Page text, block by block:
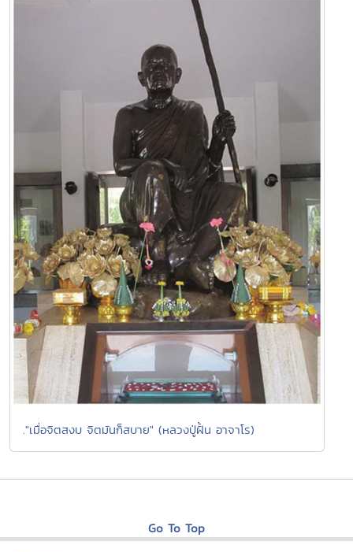
."เมื่อจิตสงบ จิตมันก็สบาย" (หลวงปู่ฝั้น อาจาโร)
Go To Top